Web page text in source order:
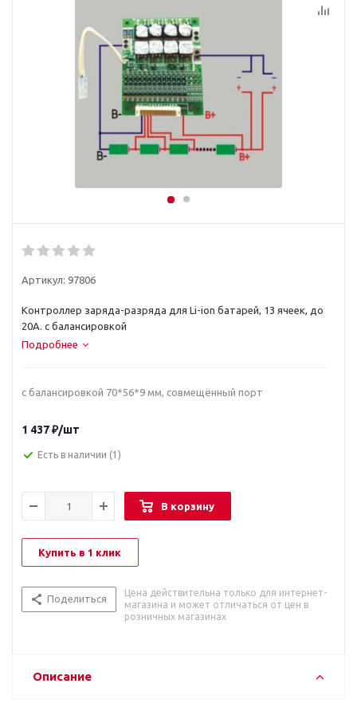
Артикул: 97806
Контроллер заряда-разряда для Li-ion батарей, 13 ячеек, до
20А. с балансировкой
Подробнее
с балансировкой 70*56*9 мм, совмещённый порт
1 437₽/шт
Есть в наличии (1)
В корзину
Купить в 1 клик
Поделиться
Цена действительна только для интернет-
магазина и может отличаться от цен в
розничных магазинах
Описание